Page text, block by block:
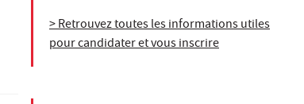
> Retrouvez toutes les informations utiles
pour candidater et vous inscrire